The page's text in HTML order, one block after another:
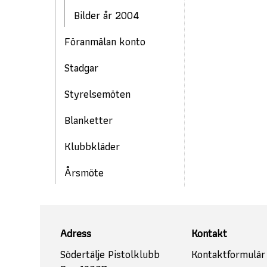
Bilder år 2004
Föranmälan konto
Stadgar
Styrelsemöten
Blanketter
Klubbkläder
Årsmöte
Adress
Södertälje Pistolklubb
Kontakt